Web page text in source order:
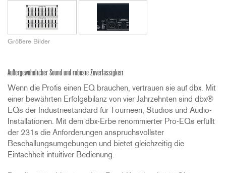
Größere Bilder
Außergewöhnlicher Sound und robuste Zuverlässigkeit
Wenn die Profis einen EQ brauchen, vertrauen sie auf dbx. Mit
einer bewährten Erfolgsbilanz von vier Jahrzehnten sind dbx®
EQs der Industriestandard für Tourneen, Studios und Audio-
Installationen. Mit dem dbx-Erbe renommierter Pro-EQs erfüllt
der 231s die Anforderungen anspruchsvollster
Beschallungsumgebungen und bietet gleichzeitig die
Einfachheit intuitiver Bedienung.